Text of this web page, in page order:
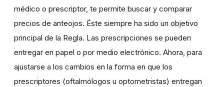
médico o prescriptor, te permite buscar y comparar
precios de anteojos. Éste siempre ha sido un objetivo
principal de la Regla. Las prescripciones se pueden
entregar en papel o por medio electrónico. Ahora, para
ajustarse a los cambios en la forma en que los
prescriptores (oftalmólogos u optometristas) entregan